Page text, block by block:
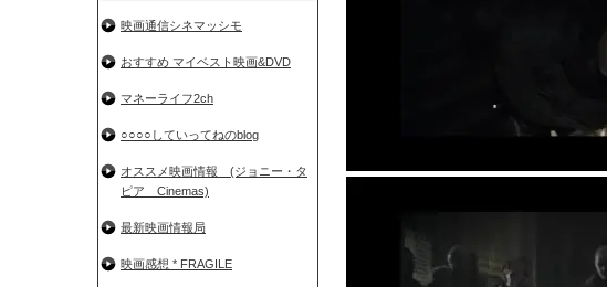
映画通信シネマッシモ
おすすめ マイベスト映画&DVD
マネーライフ2ch
○○○○していってねのblog
オススメ映画情報 (ジョニー・タ
ピア Cinemas)
最新映画情報局
映画感想 * FRAGILE